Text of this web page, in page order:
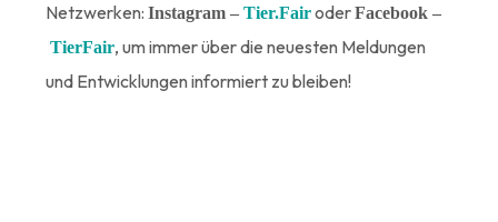
Netzwerken: Instagram – Tier.FairoderFacebook –
TierFair, um immer über die neuesten Meldungen
und Entwicklungen informiert zu bleiben!